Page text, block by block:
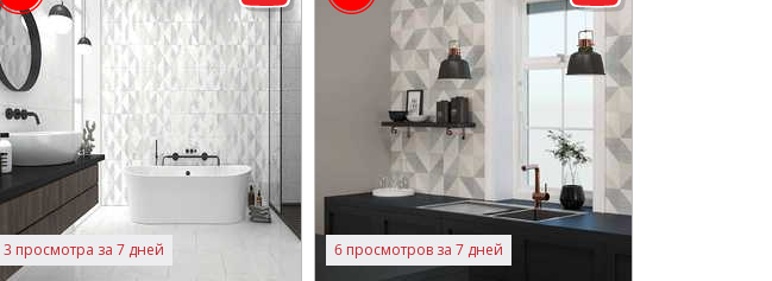
3 просмотра за 7 дней 6 просмотров за 7 дней